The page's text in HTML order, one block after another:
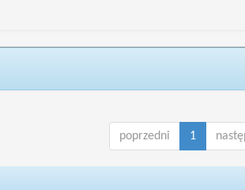
poprzedni 1